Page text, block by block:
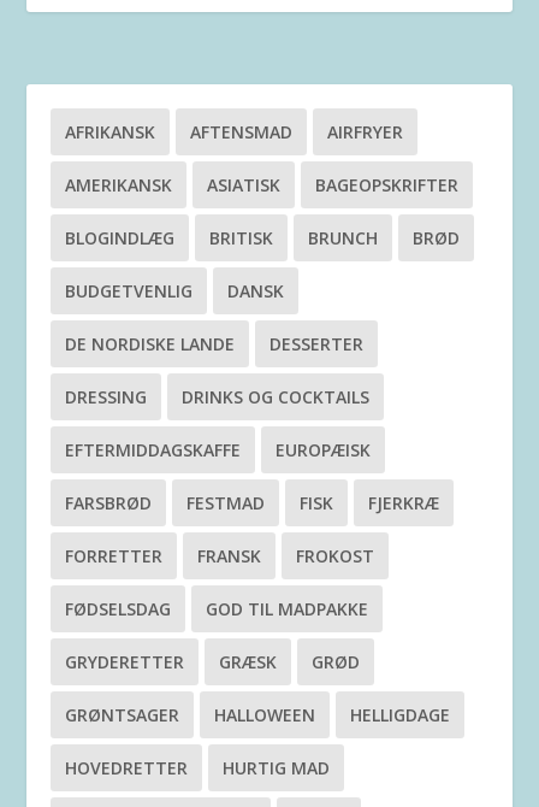
AFRIKANSK AFTENSMAD AIRFRYER
AMERIKANSK ASIATISK BAGEOPSKRIFTER
BLOGINDLÆG BRITISK BRUNCH BRØD
BUDGETVENLIG DANSK
DE NORDISKE LANDE DESSERTER
DRESSING DRINKS OG COCKTAILS
EFTERMIDDAGSKAFFE EUROPÆISK
FARSBRØD FESTMAD FISK FJERKRÆ
FORRETTER FRANSK FROKOST
FØDSELSDAG GOD TIL MADPAKKE
GRYDERETTER GRÆSK GRØD
GRØNTSAGER HALLOWEEN HELLIGDAGE
HOVEDRETTER HURTIG MAD